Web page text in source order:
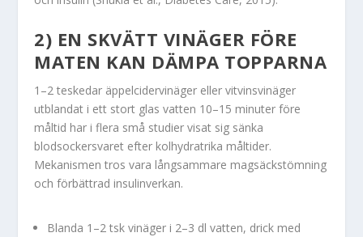
2) EN SKVÄTT VINÄGER FÖRE
MATEN KAN DÄMPA TOPPARNA
1–2 teskedar äppelcidervinäger eller vitvinsvinäger
utblandat i ett stort glas vatten 10–15 minuter före
måltid har i flera små studier visat sig sänka
blodsockersvaret efter kolhydratrika måltider.
Mekanismen tros vara långsammare magsäckstömning
och förbättrad insulinverkan.
Blanda 1–2 tsk vinäger i 2–3 dl vatten, drick med